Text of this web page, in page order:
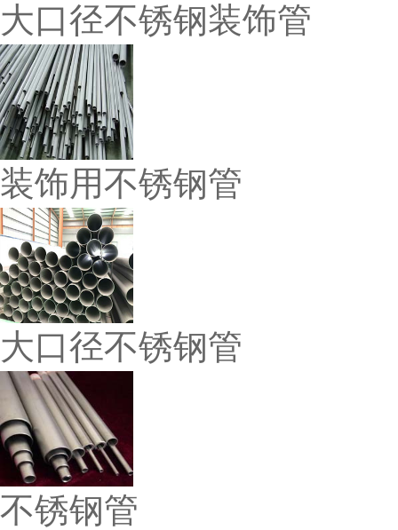
大口径不锈钢装饰管
装饰用不锈钢管
大口径不锈钢管
不锈钢管